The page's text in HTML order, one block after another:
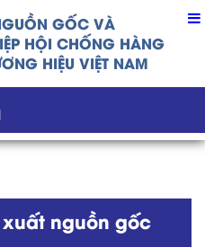
GỐC VÀ
HỘI CHỐNG HÀNG
HIỆU VIỆT NAM
xuất nguồn gốc